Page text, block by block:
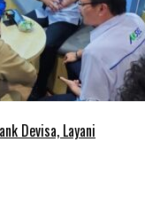
Devisa, Layani